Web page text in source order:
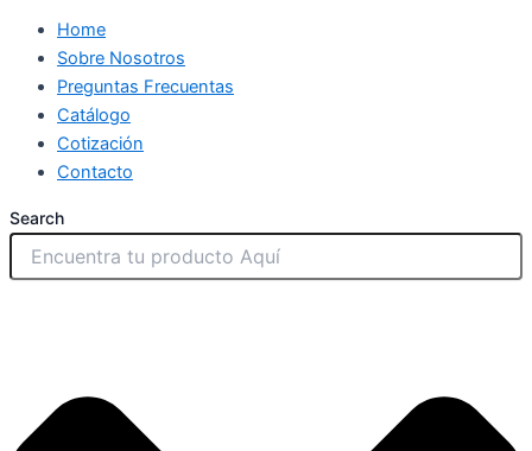
Home
Sobre Nosotros
Preguntas Frecuentas
Catálogo
Cotización
Contacto
Search